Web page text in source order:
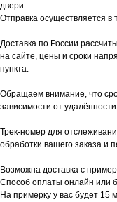
двери.
Отправка осуществляется в
Доставка по России
на сайте, цены и сроки
пункта.
Обращаем внимание, что
зависимости от
Трек-номер для
обработки вашего заказа и
Возможна доставка с
Способ оплаты онлайн или
На примерку у вас будет 15